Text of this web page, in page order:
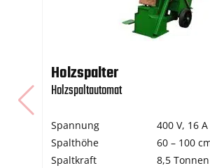
Holzspalter
Holzspaltautomat
Spannung
400 V, 16 A
Spalthöhe
60 – 100
Spaltkraft
8,5 Tonnen